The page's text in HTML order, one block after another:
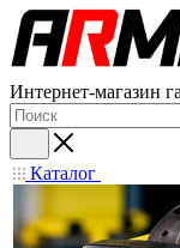
Интернет-магазин
Каталог